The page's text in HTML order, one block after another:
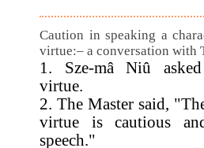
Caution in speaking a
virtue:– a conversation with
1. Sze-mâ Niû
virtue.
2. The Master said,
virtue is cautious
speech."